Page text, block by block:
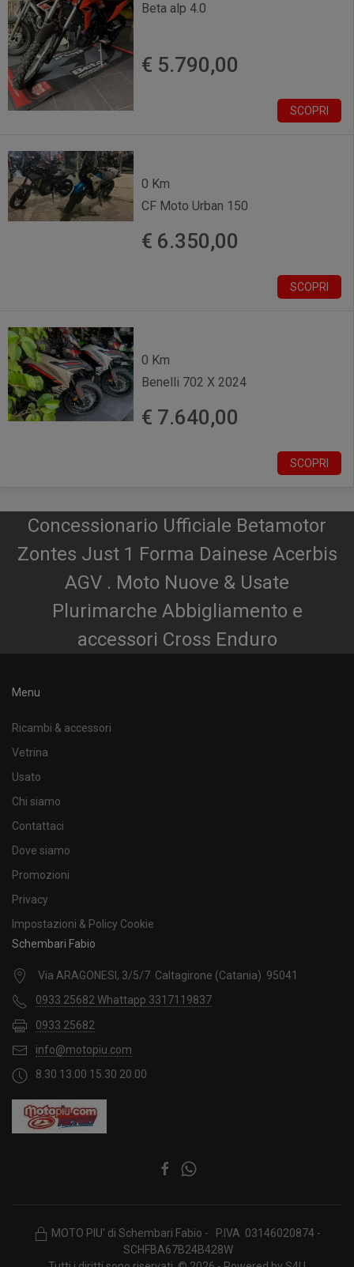
Beta alp 4.0
€ 5.790,00
SCOPRI
0 Km
CF Moto Urban 150
€ 6.350,00
SCOPRI
0 Km
Benelli 702 X 2024
€ 7.640,00
SCOPRI
Concessionario Ufficiale Betamotor
Zontes Just 1 Forma Dainese Acerbis
AGV . Moto Nuove & Usate
Plurimarche Abbigliamento e
accessori Cross Enduro
Menu
Ricambi & accessori
Vetrina
Usato
Chi siamo
Contattaci
Dove siamo
Promozioni
Privacy
Impostazioni & Policy Cookie
Schembari Fabio
Via ARAGONESI, 3/5/7 Caltagirone (Catania) 95041
0933 25682 Whattapp 3317119837
0933 25682
info@motopiu.com
8.30 13.00 15.30 20.00
MOTO PIU' di Schembari Fabio - P.IVA 03146020874 -
SCHFBA67B24B428W